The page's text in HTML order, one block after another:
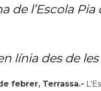
de l’Escola Pia
des de les
febrer, Terrassa.-